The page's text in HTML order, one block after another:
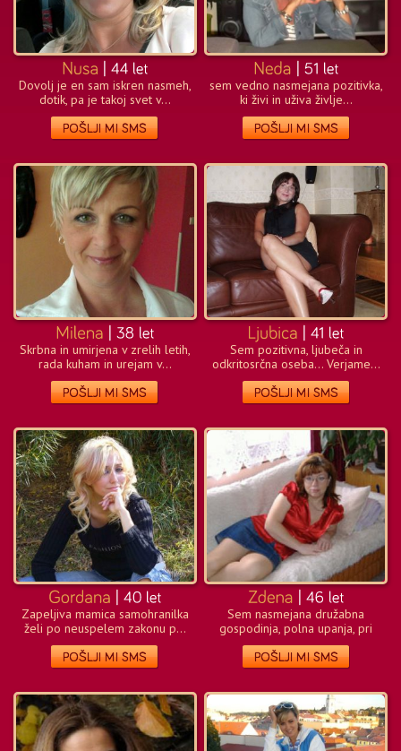
Dovolj je en sam iskren nasmeh,
dotik, pa je takoj svet v...
sem vedno nasmejana pozitivka,
ki živi in uživa življe...
Skrbna in umirjena v zrelih letih,
rada kuham in urejam v...
Sem pozitivna, ljubeča in
odkritosrčna oseba… Verjame...
Zapeljiva mamica samohranilka
želi po neuspelem zakonu p...
Sem nasmejana družabna
gospodinja, polna upanja, pri
svo...